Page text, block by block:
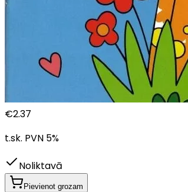
€2.37
t.sk. PVN 5%
Noliktavā
Pievienot grozam